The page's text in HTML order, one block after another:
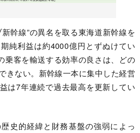
幹線”の異名を取る東海道新幹線を
純利益は約4000億円とずぬけてい
乗客を輸送する効率の良さは、どの
きない。新幹線一本に集中した経営
は7年連続で過去最高を更新してい
史的経緯と財務基盤の強弱によっ